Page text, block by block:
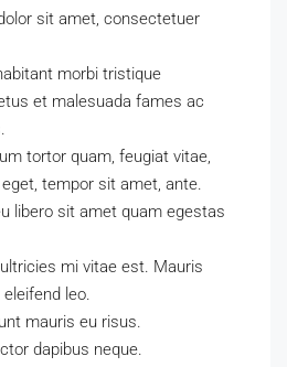
sit amet, consectetuer
morbi tristique
et malesuada fames ac
tortor quam, feugiat vitae,
tempor sit amet, ante.
libero sit amet quam egestas
mi vitae est. Mauris
leo.
mauris eu risus.
dapibus neque.